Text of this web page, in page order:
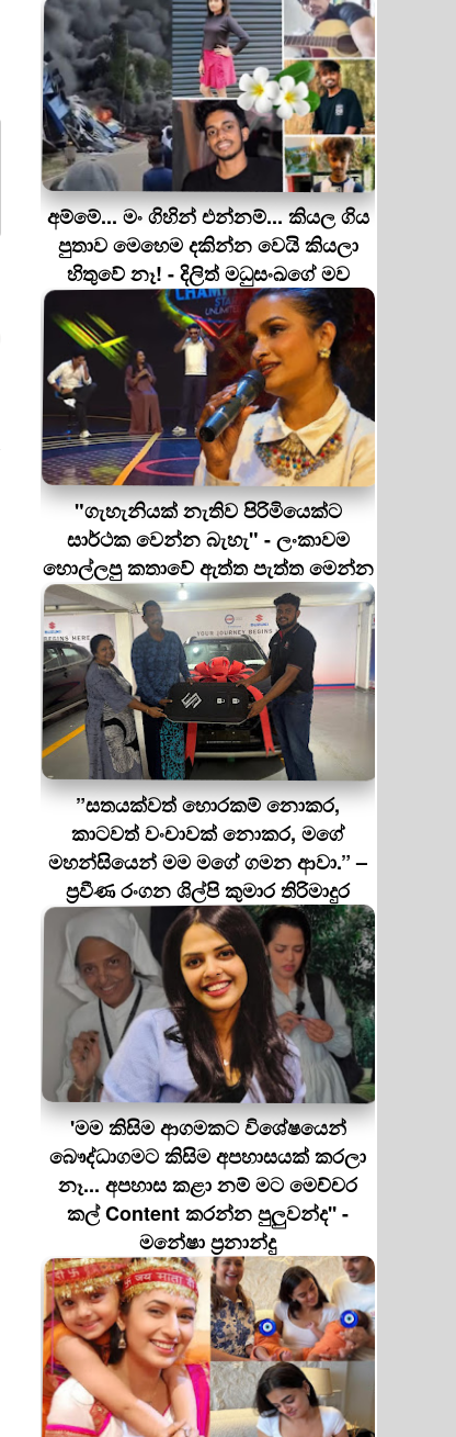
අම්මේ... මං ගිහින් එන්නම්... කියල ගිය
පුතාව මෙහෙම දකින්න වෙයි කියලා
හිතුවේ නෑ! - දිලිත් මධුසංඛගේ මව
"ගැහැනියක් නැතිව පිරිමියෙක්ට
සාර්ථක වෙන්න බැහැ" - ලංකාවම
හොල්ලපු කතාවේ ඇත්ත පැත්ත මෙන්න
”සතයක්වත් හොරකම් නොකර,
කාටවත් වංචාවක් නොකර, මගේ
මහන්සියෙන් මම මගේ ගමන ආවා.” –
ප්‍රවීණ රංගන ශිල්පි කුමාර තිරිමාදුර
'මම කිසිම ආගමකට විශේෂයෙන්
බෞද්ධාගමට කිසිම අපහාසයක් කරලා
නෑ... අපහාස කළා නම් මට මෙච්චර
කල් Content කරන්න පුලුවන්ද'' -
මනේෂා ප්‍රනාන්දු